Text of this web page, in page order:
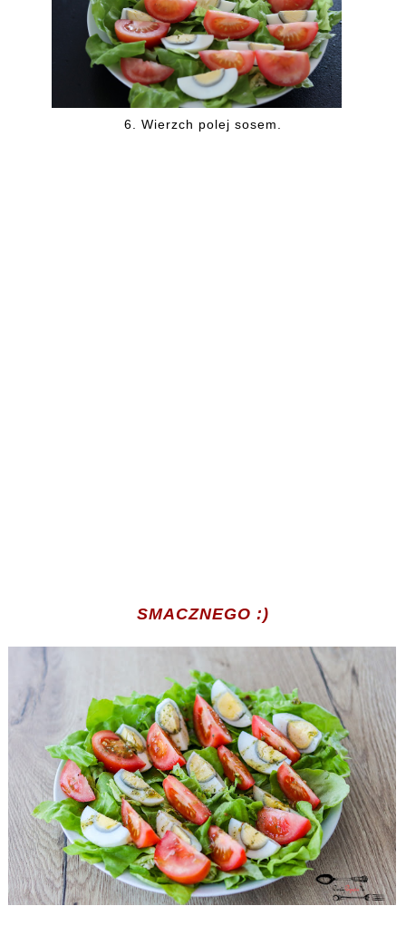
6. Wierzch polej sosem.
SMACZNEGO :)